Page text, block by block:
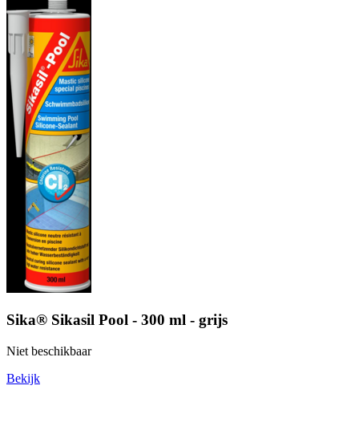
Sika® Sikasil Pool - 300 ml - grijs
Niet beschikbaar
Bekijk